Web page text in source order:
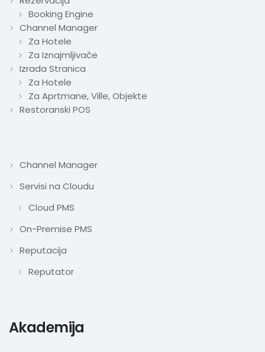
Booking Engine
Channel Manager
Za Hotele
Za Iznajmljivače
Izrada Stranica
Za Hotele
Za Aprtmane, Ville, Objekte
Restoranski POS
Channel Manager
Servisi na Cloudu
Cloud PMS
On-Premise PMS
Reputacija
Reputator
Akademija